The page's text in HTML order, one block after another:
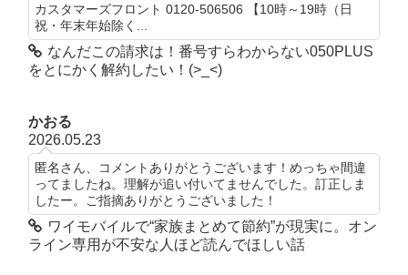
カスタマーズフロント 0120-506506 【10時～19時（日
祝・年末年始除く...
なんだこの請求は！番号すらわからない050PLUS
をとにかく解約したい！(>_<)
かおる
2026.05.23
匿名さん、コメントありがとうございます！めっちゃ間違
ってましたね。理解が追い付いてませんでした。訂正しま
したー。ご指摘ありがとうございました！
ワイモバイルで“家族まとめて節約”が現実に。オン
ライン専用が不安な人ほど読んでほしい話